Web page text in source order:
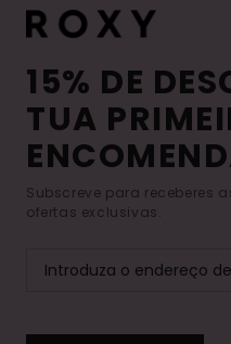
15% DE
TUA
Subscreve para receberes
ofertas exclusivas.